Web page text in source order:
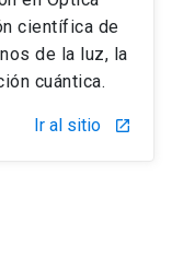
científica de
de la luz, la
cuántica.
Ir al sitio launch